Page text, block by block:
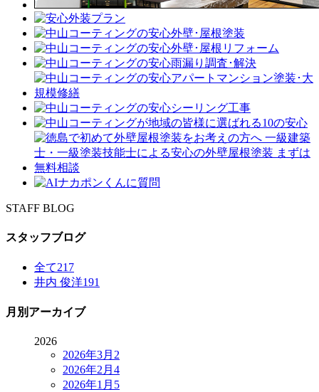
STAFF BLOG
スタッフブログ
全て217
井内 俊洋191
月別アーカイブ
2026
2026年3月 2
2026年2月 4
2026年1月 5